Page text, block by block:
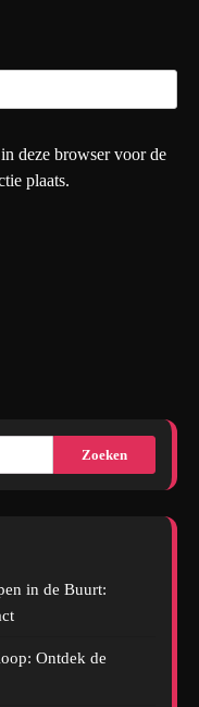
deze browser voor de
plaats.
Zoeken
in de Buurt:
Ontdek de